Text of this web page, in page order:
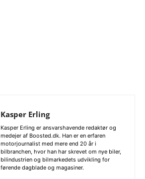
Kasper Erling
Kasper Erling er ansvarshavende redaktør og
medejer af Boosted.dk. Han er en erfaren
motorjournalist med mere end 20 år i
bilbranchen, hvor han har skrevet om nye biler,
bilindustrien og bilmarkedets udvikling for
førende dagblade og magasiner.